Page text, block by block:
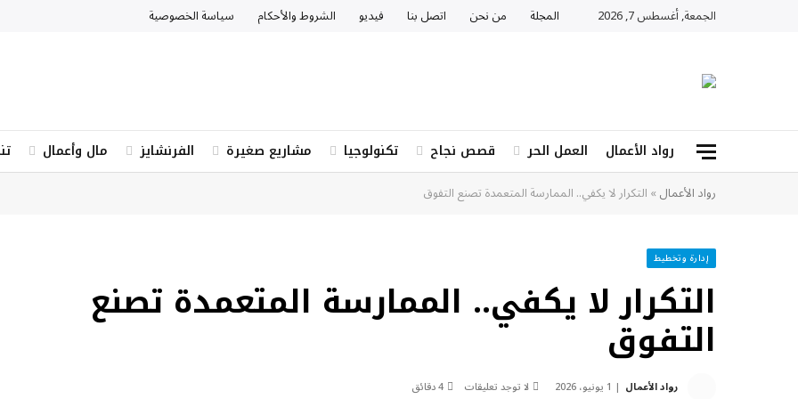
الجمعة, أغسطس 7, 2026 المجلة من نحن اتصل بنا فيديو الشروط والأحكام سياسة الخصوصية
رواد الأعمال العمل الحر قصص نجاح تكنولوجيا مشاريع صغيرة الفرنشايز مال وأعمال
رواد الأعمال»التكرار لا يكفي.. الممارسة المتعمدة تصنع التفوق
إدارة وتخطيط
التكرار لا يكفي.. الممارسة المتعمدة تصنع
التفوق
رواد الأعمال 1 يونيو، 2026 لا توجد تعليقات 4 دقائق